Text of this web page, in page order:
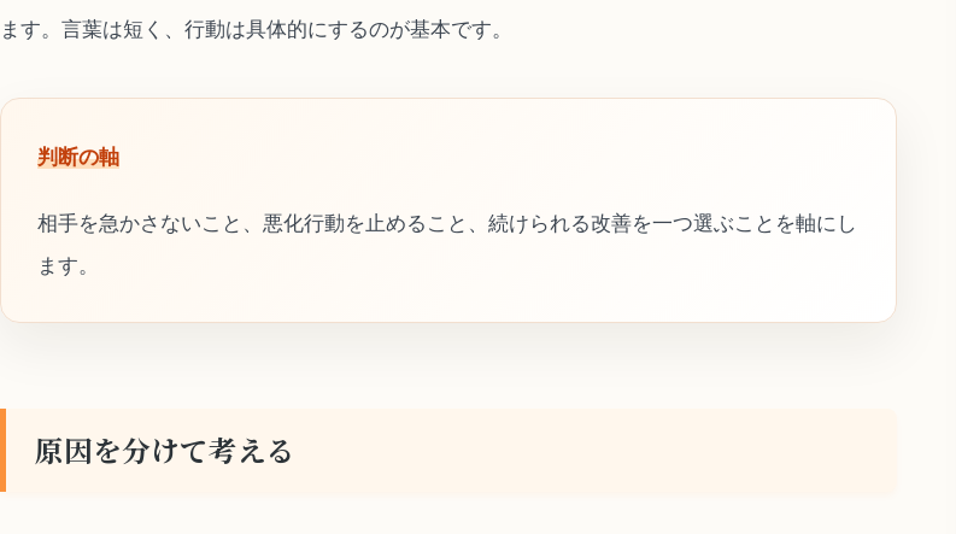
ます。言葉は短く、行動は具体的にするのが基本です。
判断の軸
相手を急かさないこと、悪化行動を止めること、続けられる改善を一つ選ぶことを軸にし
ます。
原因を分けて考える